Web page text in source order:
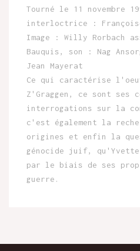
Tourné le 11 novembre
interloctrice :
Image : Willy Rorbach
Bauquis, son : Nag
Jean Mayerat
Ce qui caractérise
Z'Graggen, ce sont ses
interrogations sur la
c'est également la
origines et enfin la
génocide juif, qu'Yvette
par le biais de ses
guerre.